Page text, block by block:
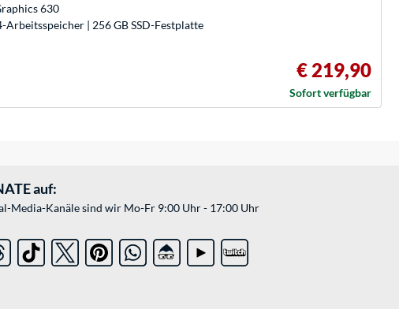
630
Arbeitsspeicher | 256 GB SSD-Festplatte
€ 219,90
Sofort verfügbar
auf:
Media-Kanäle sind wir Mo-Fr 9:00 Uhr - 17:00 Uhr